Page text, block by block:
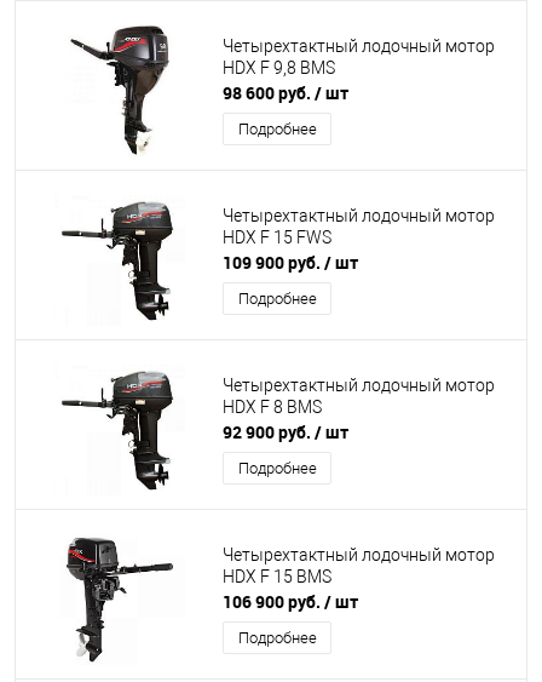
Четырехтактный лодочный мотор
HDX F 9,8 BMS
98 600 руб. / шт
Подробнее
Четырехтактный лодочный мотор
HDX F 15 FWS
109 900 руб. / шт
Подробнее
Четырехтактный лодочный мотор
HDX F 8 BMS
92 900 руб. / шт
Подробнее
Четырехтактный лодочный мотор
HDX F 15 BMS
106 900 руб. / шт
Подробнее